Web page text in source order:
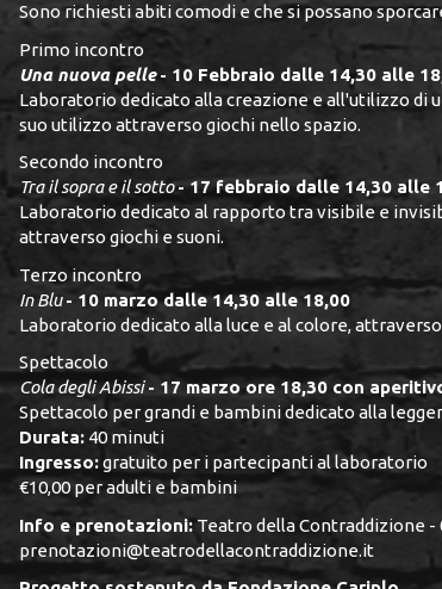
Sono richiesti abiti comodi e che si possano
Primo incontro
Una nuova pelle - 10 Febbraio dalle 14,30 alle
Laboratorio dedicato alla creazione e all'utilizzo di
suo utilizzo attraverso giochi nello spazio.
Secondo incontro
Tra il sopra e il sotto- 17 febbraio dalle 14,30 alle
Laboratorio dedicato al rapporto tra visibile e
attraverso giochi e suoni.
Terzo incontro
In Blu - 10 marzo dalle 14,30 alle 18,00
Laboratorio dedicato alla luce e al colore,
Spettacolo
Cola degli Abissi - 17 marzo ore 18,30 con
Spettacolo per grandi e bambini dedicato alla
Durata: 40 minuti
Ingresso:gratuito per i partecipanti al laboratorio
€10,00 per adulti e bambini
Info e prenotazioni: Teatro della Contraddizione -
prenotazioni@teatrodellacontraddizione.it